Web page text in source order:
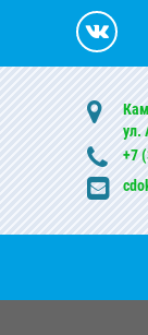
ул.
+7